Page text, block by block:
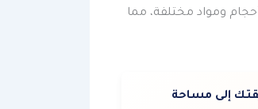
ومواد مختلفة، مما
إلى مساحة